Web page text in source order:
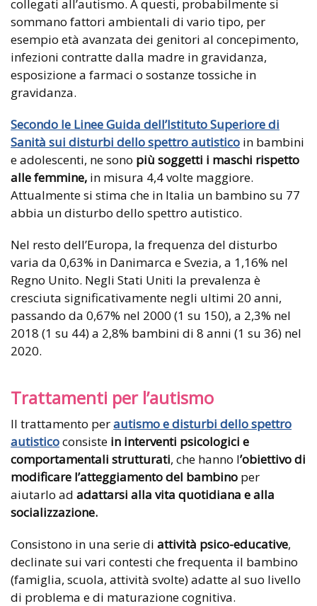
collegati all’autismo. A questi, probabilmente si
sommano fattori ambientali di vario tipo, per
esempio età avanzata dei genitori al concepimento,
infezioni contratte dalla madre in gravidanza,
esposizione a farmaci o sostanze tossiche in
gravidanza.
Secondo le Linee Guida dell’Istituto Superiore di
Sanità sui disturbi dello spettro autistico in bambini
e adolescenti, ne sono più soggetti i maschi rispetto
alle femmine, in misura 4,4 volte maggiore.
Attualmente si stima che in Italia un bambino su 77
abbia un disturbo dello spettro autistico.
Nel resto dell’Europa, la frequenza del disturbo
varia da 0,63% in Danimarca e Svezia, a 1,16% nel
Regno Unito. Negli Stati Uniti la prevalenza è
cresciuta significativamente negli ultimi 20 anni,
passando da 0,67% nel 2000 (1 su 150), a 2,3% nel
2018 (1 su 44) a 2,8% bambini di 8 anni (1 su 36) nel
2020.
Trattamenti per l’autismo
Il trattamento perautismo e disturbi dello spettro
autisticoconsiste in interventi psicologici e
comportamentali strutturati, che hanno l’obiettivo di
modificare l’atteggiamento del bambino per
aiutarlo ad adattarsi alla vita quotidiana e alla
socializzazione.
Consistono in una serie di attività psico-educative,
declinate sui vari contesti che frequenta il bambino
(famiglia, scuola, attività svolte) adatte al suo livello
di problema e di maturazione cognitiva.